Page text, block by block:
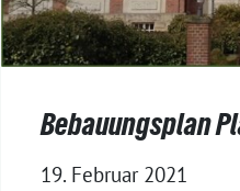
Bebauungsplan
19. Februar 2021